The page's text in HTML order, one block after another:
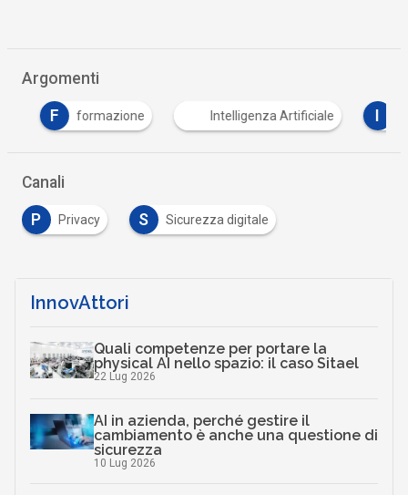
Argomenti
F formazione Intelligenza Artificiale
Canali
P Privacy S Sicurezza digitale
InnovAttori
Quali competenze per portare la
physical AI nello spazio: il caso Sitael
22 Lug 2026
AI in azienda, perché gestire il
cambiamento è anche una questione di
sicurezza
10 Lug 2026